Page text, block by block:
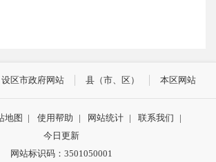
设区市政府网站 县（市、区） 本区网站
地图 | 使用帮助 | 网站统计 | 联系我们
|
今日更新
网站标识码：3501050001